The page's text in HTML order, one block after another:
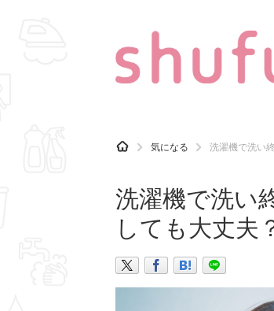
CATEGORY 記事カテゴリ
マナー
H
O
気になる 洗濯機で洗い
洗濯機で洗い
しても大丈夫